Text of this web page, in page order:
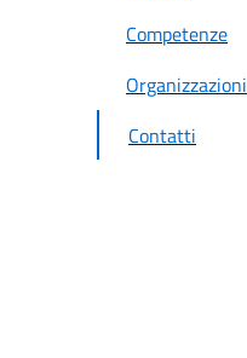
Competenze
Organizzazioni
Contatti